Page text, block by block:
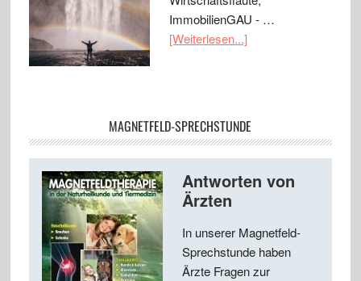
ImmobilienGAU - …
[Weiterlesen...]
MAGNETFELD-SPRECHSTUNDE
Antworten von
Ärzten
In unserer Magnetfeld-
Sprechstunde haben
Ärzte Fragen zur